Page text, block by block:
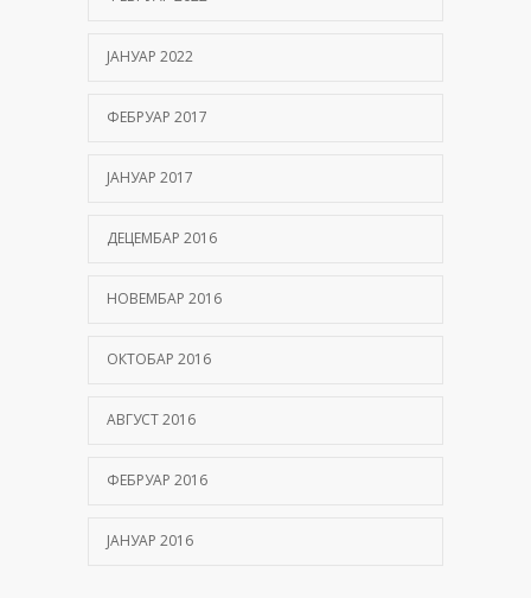
ЈАНУАР 2022
ФЕБРУАР 2017
ЈАНУАР 2017
ДЕЦЕМБАР 2016
НОВЕМБАР 2016
ОКТОБАР 2016
АВГУСТ 2016
ФЕБРУАР 2016
ЈАНУАР 2016